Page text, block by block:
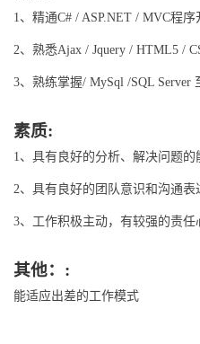
1、精通C# / ASP.NET / MVC程
2、熟悉Ajax / Jquery / HTML5 /
3、熟练掌握/ MySql /SQL
素质:
1、具有良好的分析、解决问题
2、具有良好的团队意识和沟通表
3、工作积极主动，有较强的责
其他：:
能适应出差的工作模式